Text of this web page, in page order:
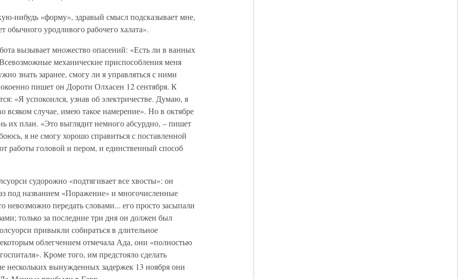
нибудь «форму», здравый смысл подсказывает мне,
обычного уродливого рабочего халата».
вызывает множество опасений: «Есть ли в ванных
механические приспособления меня
знать заранее, смогу ли я управляться с ними
пишет он Дороти Олхасен 12 сентября. К
«Я успокоился, узнав об электричестве. Думаю, я
всяком случае, имею такое намерение». Но в октябре
их план. «Это выглядит немного абсурдно, – пишет
я не смогу хорошо справиться с поставленной
работы головой и пером, и единственный способ
судорожно «подтягивает все хвосты»: он
под названием «Поражение» и многочисленные
невозможно передать словами... его просто засыпали
только за последние три дня он должен был
привыкли собираться в длительное
облегчением отмечала Ада, они «полностью
Кроме того, им предстояло сделать
нескольких вынужденных задержек 13 ноября они